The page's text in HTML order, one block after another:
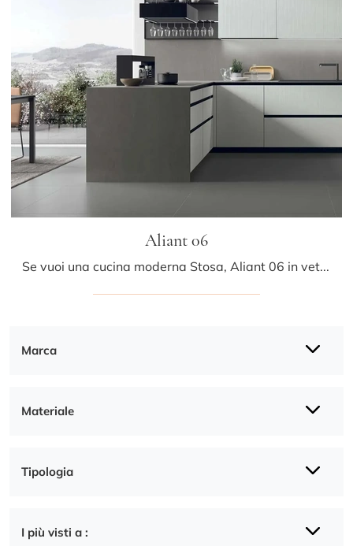
Marca
Materiale
Tipologia
I più visti a :
Aliant 06
Se vuoi una cucina moderna Stosa, Aliant 06 in vetro ti sta aspettando nel nostro negozio di Cucine Moderne con penisola.